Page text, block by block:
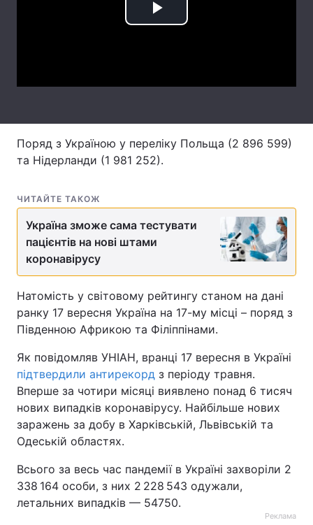
Архів Вакансії
Послуги
Play
Поряд з Україною у переліку Польща (2 896 599)
та Нідерланди (1 981 252).
ЧИТАЙТЕ ТАКОЖ
Україна зможе сама тестувати
пацієнтів на нові штами
коронавірусу
Натомість у світовому рейтингу станом на дані
ранку 17 вересня Україна на 17-му місці – поряд з
Південною Африкою та Філіппінами.
Як повідомляв УНІАН, вранці 17 вересня в Україні
підтвердили антирекорд з періоду травня.
Вперше за чотири місяці виявлено понад 6 тисяч
нових випадків коронавірусу. Найбільше нових
заражень за добу в Харківській, Львівській та
Одеській областях.
Всього за весь час пандемії в Україні захворіли 2
338 164 особи, з них 2 228 543 одужали,
летальних випадків — 54750.
Реклама